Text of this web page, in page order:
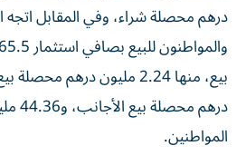
درهم محصلة شراء، وفي المقابل اتجه
المواطنين.